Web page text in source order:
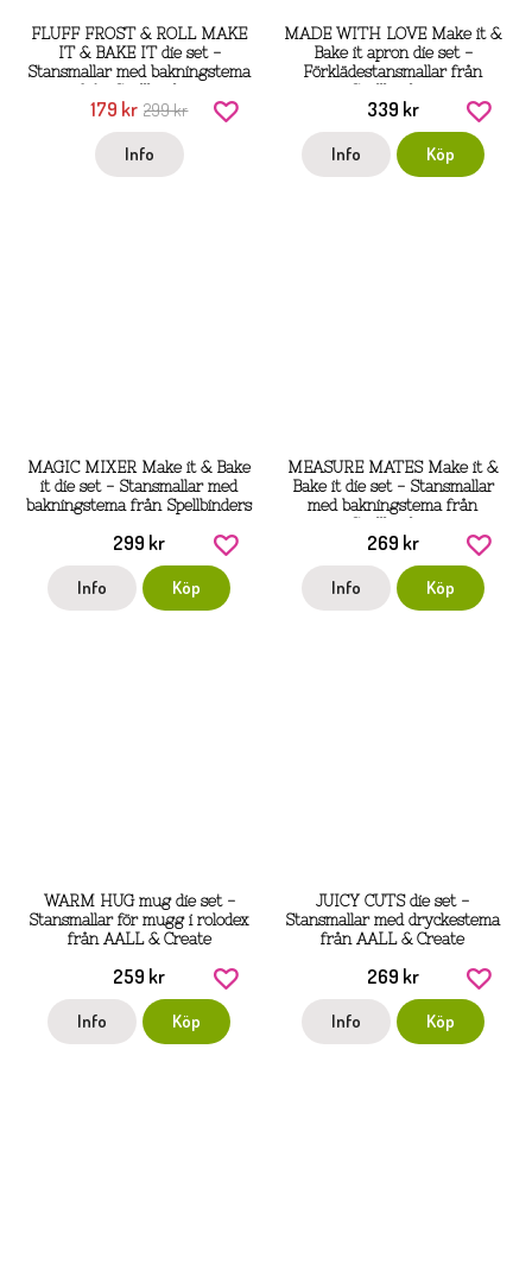
FLUFF FROST & ROLL MAKE
IT & BAKE IT die set -
Stansmallar med bakningstema
179 kr 299 kr
Info
MADE WITH LOVE Make it &
Bake it apron die set -
Förklädestansmallar från
339 kr
Info Köp
MAGIC MIXER Make it & Bake
it die set - Stansmallar med
bakningstema från Spellbinders
299 kr
Info Köp
MEASURE MATES Make it &
Bake it die set - Stansmallar
med bakningstema från
269 kr
Info Köp
WARM HUG mug die set -
Stansmallar för mugg i rolodex
från AALL & Create
259 kr
Info Köp
JUICY CUTS die set -
Stansmallar med dryckestema
från AALL & Create
269 kr
Info Köp